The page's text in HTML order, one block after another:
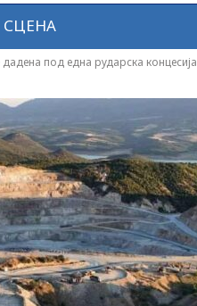
СЦЕНА
под една рударска концесија